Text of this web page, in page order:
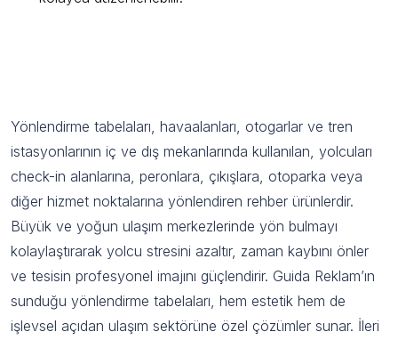
Yönlendirme tabelaları, havaalanları, otogarlar ve tren
istasyonlarının iç ve dış mekanlarında kullanılan, yolcuları
check-in alanlarına, peronlara, çıkışlara, otoparka veya
diğer hizmet noktalarına yönlendiren rehber ürünlerdir.
Büyük ve yoğun ulaşım merkezlerinde yön bulmayı
kolaylaştırarak yolcu stresini azaltır, zaman kaybını önler
ve tesisin profesyonel imajını güçlendirir. Guida Reklam’ın
sunduğu yönlendirme tabelaları, hem estetik hem de
işlevsel açıdan ulaşım sektörüne özel çözümler sunar. İleri